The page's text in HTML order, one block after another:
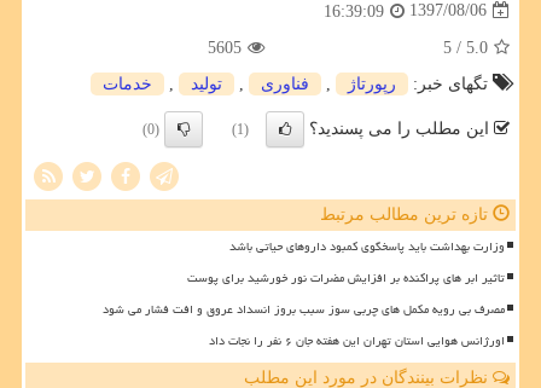
1397/08/06
16:39:09
5.0
/ 5
5605
تگهای خبر:
رپورتاژ فناوری تولید خدمات
این مطلب را می پسندید؟ (1)
(0)
تازه ترین مطالب مرتبط
وزارت بهداشت باید پاسخگوی کمبود داروهای حیاتی باشد
تاثیر ابر های پراکنده بر افزایش مضرات نور خورشید برای پوست
مصرف بی رویه مکمل های چربی سوز سبب بروز انسداد عروق و افت فشار می شود
اورژانس هوایی استان تهران این هفته جان ۶ نفر را نجات داد
نظرات بینندگان در مورد این مطلب